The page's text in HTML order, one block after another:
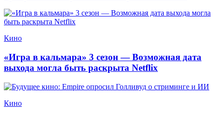
Кино
«Игра в кальмара» 3 сезон — Возможная дата
выхода могла быть раскрыта Netflix
Кино